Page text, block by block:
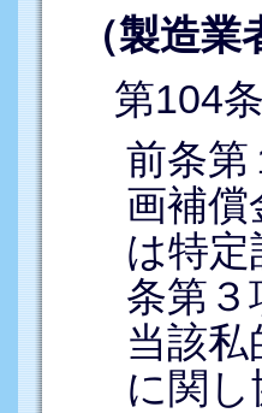
（製造
第104
前条第
画補償
は特
条第
当該
に関